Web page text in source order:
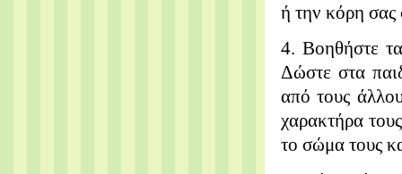
ή την κόρη σας
4. Βοηθήστε
Δώστε στα
από τους
χαρακτήρα
το σώμα τους